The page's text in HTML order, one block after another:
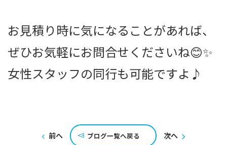
お見積り時に気になることがあれば、
ぜひお気軽にお問合せくださいね😊✨
女性スタッフの同行も可能ですよ♪
前へ ブログ一覧へ戻る 次へ